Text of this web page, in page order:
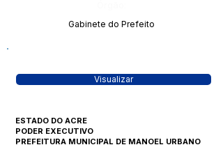
Gabinete do Prefeito
Visualizar
ESTADO DO ACRE
PODER EXECUTIVO
PREFEITURA MUNICIPAL DE MANOEL URBANO